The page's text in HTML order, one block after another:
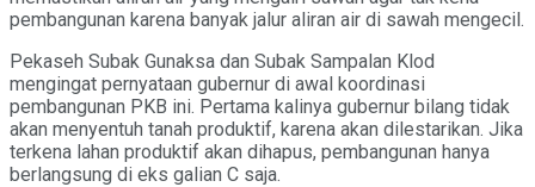
pembangunan karena banyak jalur aliran air di sawah mengecil.
Pekaseh Subak Gunaksa dan Subak Sampalan Klod
mengingat pernyataan gubernur di awal koordinasi
pembangunan PKB ini. Pertama kalinya gubernur bilang tidak
akan menyentuh tanah produktif, karena akan dilestarikan. Jika
terkena lahan produktif akan dihapus, pembangunan hanya
berlangsung di eks galian C saja.